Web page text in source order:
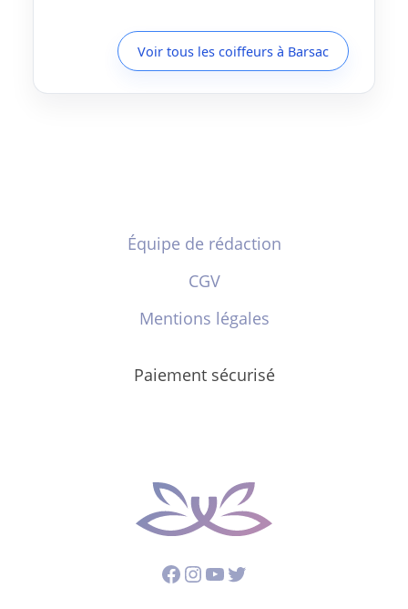
Voir tous les coiffeurs à Barsac
Équipe de rédaction
CGV
Mentions légales
Paiement sécurisé
Facebook
Instagram
YouTube
Twitter